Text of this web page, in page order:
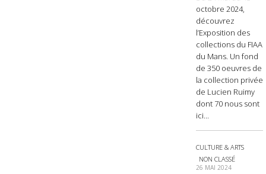
octobre 2024,
découvrez
l’Exposition des
collections du FIAA
du Mans. Un fond
de 350 oeuvres de
la collection privée
de Lucien Ruimy
dont 70 nous sont
ici...
CULTURE & ARTS
NON CLASSÉ
26 MAI 2024